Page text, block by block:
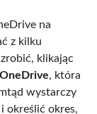
na
z kilku
klikając
, która
wystarczy
i określić okres,